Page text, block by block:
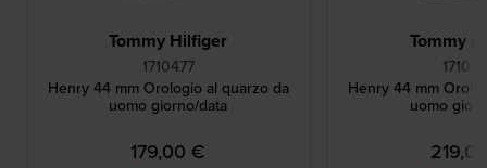
Tommy Hilfiger
1710477
Henry 44 mm Orologio al quarzo da
uomo giorno/data
179,00 €
Tommy
Henry 44 mm
uomo